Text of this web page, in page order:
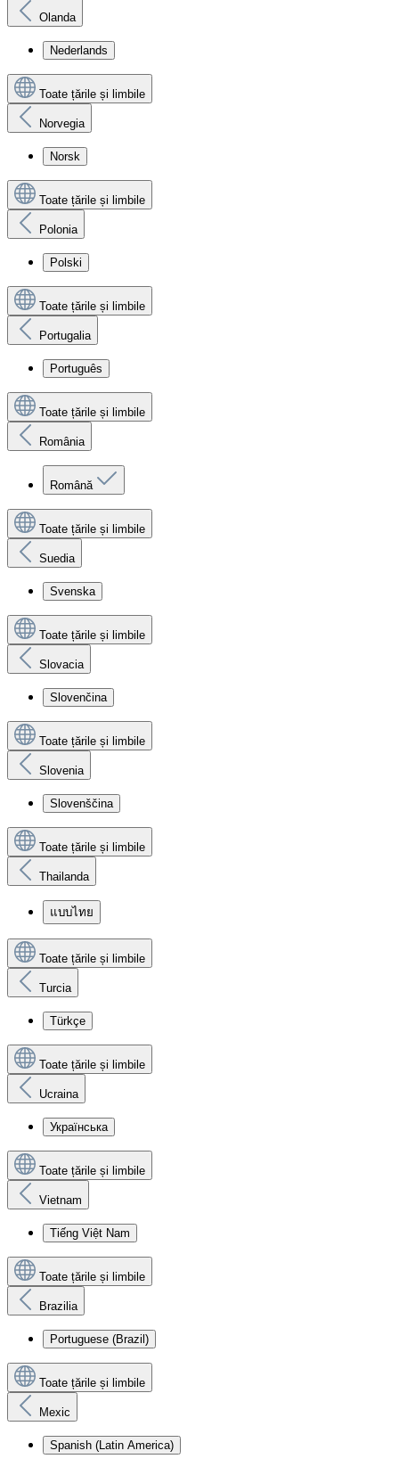
Olanda
Nederlands
Toate țările și limbile
Norvegia
Norsk
Toate țările și limbile
Polonia
Polski
Toate țările și limbile
Portugalia
Português
Toate țările și limbile
România
Română
Toate țările și limbile
Suedia
Svenska
Toate țările și limbile
Slovacia
Slovenčina
Toate țările și limbile
Slovenia
Slovenščina
Toate țările și limbile
Thailanda
แบบไทย
Toate țările și limbile
Turcia
Türkçe
Toate țările și limbile
Ucraina
Українська
Toate țările și limbile
Vietnam
Tiếng Việt Nam
Toate țările și limbile
Brazilia
Portuguese (Brazil)
Toate țările și limbile
Mexic
Spanish (Latin America)